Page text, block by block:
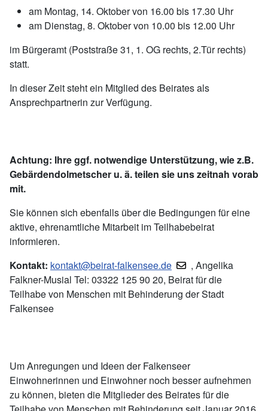
am Montag, 14. Oktober von 16.00 bis 17.30 Uhr
am Dienstag, 8. Oktober von 10.00 bis 12.00 Uhr
im Bürgeramt (Poststraße 31, 1. OG rechts, 2.Tür rechts)
statt.
In dieser Zeit steht ein Mitglied des Beirates als
Ansprechpartnerin zur Verfügung.
Achtung: Ihre ggf. notwendige Unterstützung, wie z.B.
Gebärdendolmetscher u. ä. teilen sie uns zeitnah vorab
mit.
Sie können sich ebenfalls über die Bedingungen für eine
aktive, ehrenamtliche Mitarbeit im Teilhabebeirat
informieren.
Kontakt: kontakt@beirat-falkensee.de
, Angelika
Falkner-Musial Tel: 03322 125 90 20, Beirat für die
Teilhabe von Menschen mit Behinderung der Stadt
Falkensee
Um Anregungen und Ideen der Falkenseer
Einwohnerinnen und Einwohner noch besser aufnehmen
zu können, bieten die Mitglieder des Beirates für die